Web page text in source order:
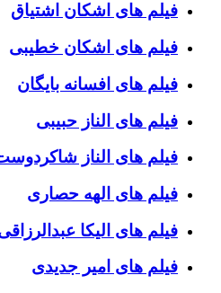
فیلم های اشکان اشتیاق
فیلم های اشکان خطیبی
فیلم های افسانه بایگان
فیلم های الناز حبیبی
فیلم های الناز
فیلم های الهه حصاری
فیلم های الیکا
فیلم های امیر جدیدی